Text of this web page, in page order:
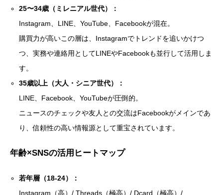
25〜34歳（ミレニアル世代）：
Instagram、LINE、YouTube、Facebookが混在。
購買力が高いこの層は、Instagramでトレンドを追いかけつ
つ、実務や連絡用としてLINEやFacebookも並行して活用しま
す。
35歳以上（大人・シニア世代）：
LINE、Facebook、YouTubeが圧倒的。
ニュースのチェックや友人との交流はFacebookがメインであ
り、信頼性の高い情報源として重宝されています。
年齢×SNSの活用ヒートマップ
若年層（18-24）：
Instagram（高）/ Threads（極高）/ Dcard（極高）/